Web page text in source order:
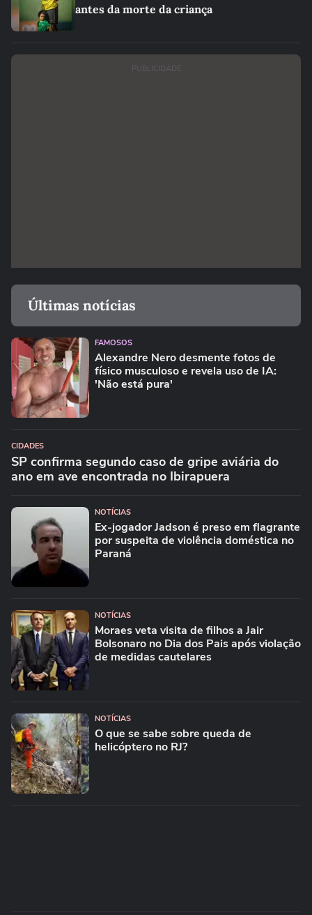
antes da morte da criança
PUBLICIDADE
Últimas notícias
FAMOSOS
Alexandre Nero desmente fotos de
físico musculoso e revela uso de IA:
'Não está pura'
CIDADES
SP confirma segundo caso de gripe aviária do
ano em ave encontrada no Ibirapuera
NOTÍCIAS
Ex-jogador Jadson é preso em flagrante
por suspeita de violência doméstica no
Paraná
NOTÍCIAS
Moraes veta visita de filhos a Jair
Bolsonaro no Dia dos Pais após violação
de medidas cautelares
NOTÍCIAS
O que se sabe sobre queda de
helicóptero no RJ?